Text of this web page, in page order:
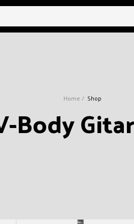
Home Shop
Body